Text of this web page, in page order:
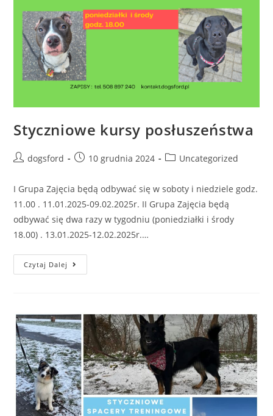
Styczniowe kursy posłuszeństwa
Postdogsford
Post10 grudnia 2024
PostUncategorized
I Grupa Zajęcia będą odbywać się w soboty i niedziele godz.
11.00 . 11.01.2025-09.02.2025r. II Grupa Zajęcia będą
odbywać się dwa razy w tygodniu (poniedziałki i środy
18.00) . 13.01.2025-12.02.2025r.…
Czytaj Dalej Styczniowe
Kursy